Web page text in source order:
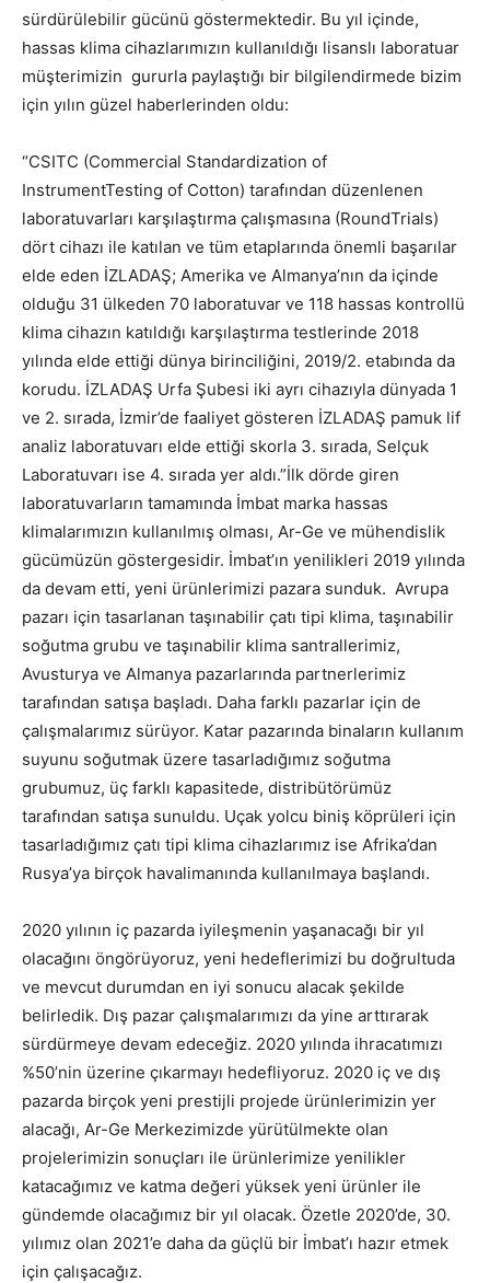
sürdürülebilir gücünü göstermektedir. Bu yıl içinde,
hassas klima cihazlarımızın kullanıldığı lisanslı laboratuar
müşterimizin gururla paylaştığı bir bilgilendirmede bizim
için yılın güzel haberlerinden oldu:
“CSITC (Commercial Standardization of
InstrumentTesting of Cotton) tarafından düzenlenen
laboratuvarları karşılaştırma çalışmasına (RoundTrials)
dört cihazı ile katılan ve tüm etaplarında önemli başarılar
elde eden İZLADAŞ; Amerika ve Almanya’nın da içinde
olduğu 31 ülkeden 70 laboratuvar ve 118 hassas kontrollü
klima cihazın katıldığı karşılaştırma testlerinde 2018
yılında elde ettiği dünya birinciliğini, 2019/2. etabında da
korudu. İZLADAŞ Urfa Şubesi iki ayrı cihazıyla dünyada 1
ve 2. sırada, İzmir’de faaliyet gösteren İZLADAŞ pamuk lif
analiz laboratuvarı elde ettiği skorla 3. sırada, Selçuk
Laboratuvarı ise 4. sırada yer aldı.”İlk dörde giren
laboratuvarların tamamında İmbat marka hassas
klimalarımızın kullanılmış olması, Ar-Ge ve mühendislik
gücümüzün göstergesidir. İmbat’ın yenilikleri 2019 yılında
da devam etti, yeni ürünlerimizi pazara sunduk. Avrupa
pazarı için tasarlanan taşınabilir çatı tipi klima, taşınabilir
soğutma grubu ve taşınabilir klima santrallerimiz,
Avusturya ve Almanya pazarlarında partnerlerimiz
tarafından satışa başladı. Daha farklı pazarlar için de
çalışmalarımız sürüyor. Katar pazarında binaların kullanım
suyunu soğutmak üzere tasarladığımız soğutma
grubumuz, üç farklı kapasitede, distribütörümüz
tarafından satışa sunuldu. Uçak yolcu biniş köprüleri için
tasarladığımız çatı tipi klima cihazlarımız ise Afrika’dan
Rusya’ya birçok havalimanında kullanılmaya başlandı.
2020 yılının iç pazarda iyileşmenin yaşanacağı bir yıl
olacağını öngörüyoruz, yeni hedeflerimizi bu doğrultuda
ve mevcut durumdan en iyi sonucu alacak şekilde
belirledik. Dış pazar çalışmalarımızı da yine arttırarak
sürdürmeye devam edeceğiz. 2020 yılında ihracatımızı
%50’nin üzerine çıkarmayı hedefliyoruz. 2020 iç ve dış
pazarda birçok yeni prestijli projede ürünlerimizin yer
alacağı, Ar-Ge Merkezimizde yürütülmekte olan
projelerimizin sonuçları ile ürünlerimize yenilikler
katacağımız ve katma değeri yüksek yeni ürünler ile
gündemde olacağımız bir yıl olacak. Özetle 2020’de, 30.
yılımız olan 2021’e daha da güçlü bir İmbat’ı hazır etmek
için çalışacağız.